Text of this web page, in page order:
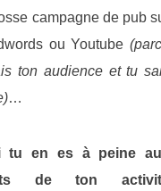
campagne de pub
ou Youtube
ton audience et tu
…
tu en es à peine
de ton